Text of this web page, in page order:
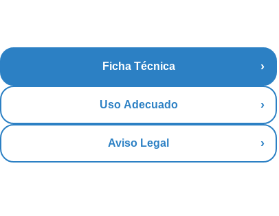
Ficha Técnica
Uso Adecuado
Aviso Legal